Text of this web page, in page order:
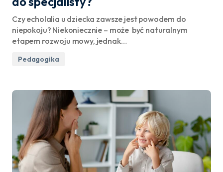
Czy echolalia u dziecka zawsze jest powodem do
niepokoju? Niekoniecznie – może być naturalnym
etapem rozwoju mowy, jednak…
Pedagogika